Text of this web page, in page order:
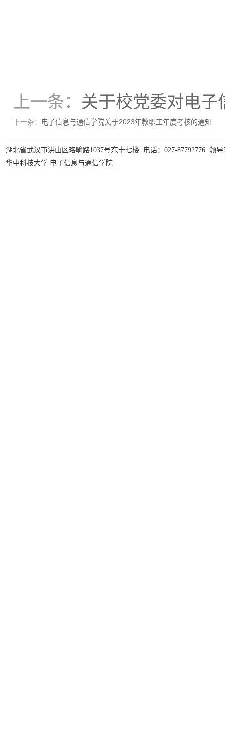
上一条： 关于校党委对电子
下一条： 电子信息与通信学院关于2023年教职工年度考核的通知
湖北省武汉市洪山区珞喻路1037号东十七楼 电话：027-87792776 领导
华中科技大学 电子信息与通信学院